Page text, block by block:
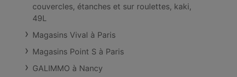
couvercles, étanches et sur roulettes, kaki,
49L
Magasins Vival à Paris
Magasins Point S à Paris
GALIMMO à Nancy